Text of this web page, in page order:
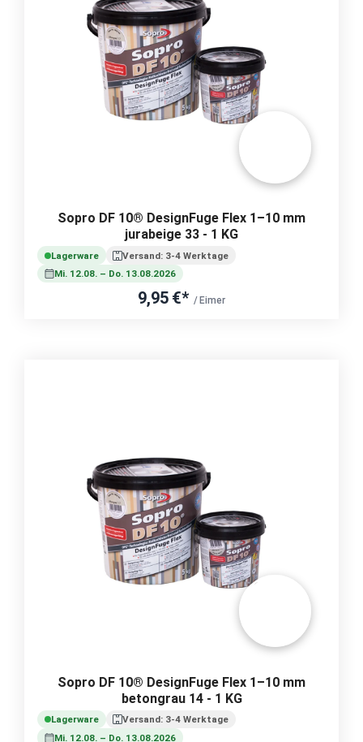
Sopro DF 10® DesignFuge Flex 1–10 mm
jurabeige 33 - 1 KG
Lagerware
Versand: 3-4 Werktage
Mi. 12.08. – Do. 13.08.2026
9,95 €* / Eimer
Sopro DF 10® DesignFuge Flex 1–10 mm
betongrau 14 - 1 KG
Lagerware
Versand: 3-4 Werktage
Mi. 12.08. – Do. 13.08.2026